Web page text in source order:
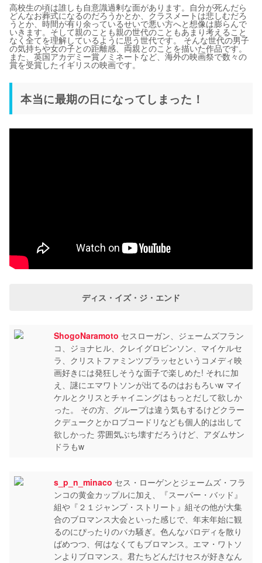
高校生の頃は誰しも自意識過剰な面があります。自分が死んだら
どんなお葬式になるのだろうかとか、クラスメートは悲しむだろ
うとか、時間が有り余っているせいで悪い方へと想像は膨らんで
いきます。そして親のことも親の世代のこともあまり考えること
なく全てを理解しているように思う世代です。 そんな世代の男子
の気持ちや女の子との距離感、両親とのことを描いた作品です。
また、英国アカデミー賞ノミネートなど、海外の映画祭で数々の
賞を受賞したイギリスの映画です。
本当に最期の日になってしまった！
ディス・イズ・ジ・エンド
ShogoNaramoto セスローガン、ジェームズフラン
コ、ジョナヒル、クレイグロビンソン、マイケルセ
ラ、クリストファミンツプラッセというコメディ映
画好きには発狂しそうな面子で楽しめた! それに加
え、謎にエマワトソンが出てるのはおもろいw マイ
ケルとクリスとチャイニングはもっとだして欲しか
った。 その方、グループは違う気もするけどクラー
クデュークとかロブコードリなども個人的は出して
欲しかった 雰囲気ぶち壊すだろうけど、アダムサン
ドラもw
s_p_n_minaco セス・ローゲンとジェームズ・フラ
ンコの黄金カップルに加え、『スーパー・バッド』
組や『２１ジャンプ・ストリート』組その他が大集
合のブロマンス大会といった感じで、年末年始に観
るのにぴったりのバカ騒ぎ。色んなパロディを散り
ばめつつ、何はなくてもブロマンス。エマ・ワトソ
ンよりブロマンス。君たちどんだけセスが好きなん